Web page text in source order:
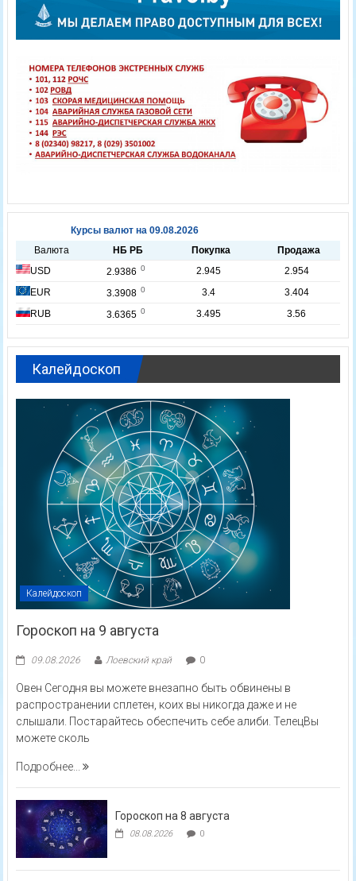
Калейдоскоп
Калейдоскоп
Гороскоп на 9 августа
09.08.2026 Лоевский край 0
Овен Сегодня вы можете внезапно быть обвинены в
распространении сплетен, коих вы никогда даже и не
слышали. Постарайтесь обеспечить себе алиби. ТелецВы
можете сколь
Подробнее...
Гороскоп на 8 августа
08.08.2026 0